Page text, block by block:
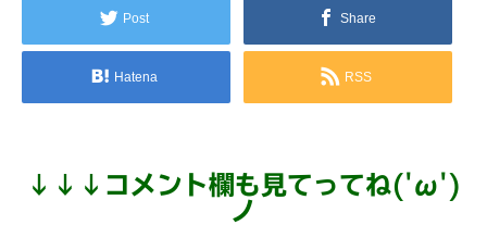
Post Share
Hatena RSS
↓ ↓ ↓ コメント欄も見てってね('ω')
ノ